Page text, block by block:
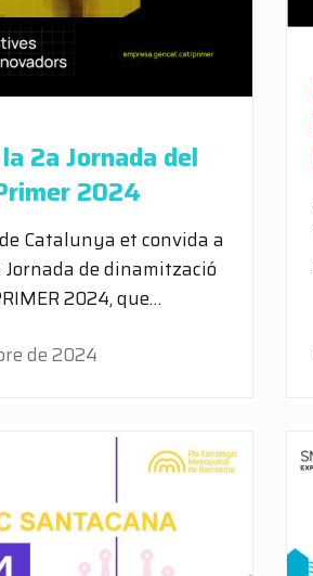
2a Jornada del
2024
Catalunya et convida a
de dinamització
2024, que…
de 2024